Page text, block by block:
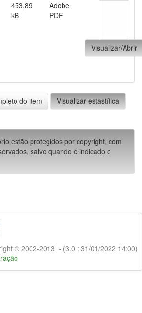
453,89
kB
Adobe
PDF
Visualizar/Abrir
do item Visualizar estastítica
estão protegidos por copyright, com
salvo quando é indicado o
© 2002-2013 - (3.0 : 31/01/2022 14:00)